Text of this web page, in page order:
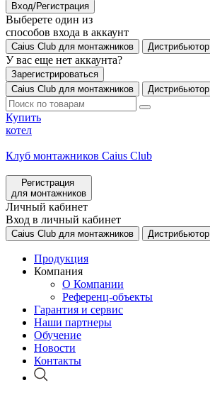
Вход/Регистрация
Выберете один из
способов входа в аккаунт
Caius Club для монтажников Дистрибьютор
У вас еще нет аккаунта?
Зарегистрироваться
Caius Club для монтажников
Дистрибьютор
Купить
котел
Клуб монтажников Caius Club
Регистрация
для монтажников
Личный кабинет
Вход в личный кабинет
Caius Club для монтажников Дистрибьютор
Продукция
Компания
О Компании
Референц-объекты
Гарантия и сервис
Наши партнеры
Обучение
Новости
Контакты